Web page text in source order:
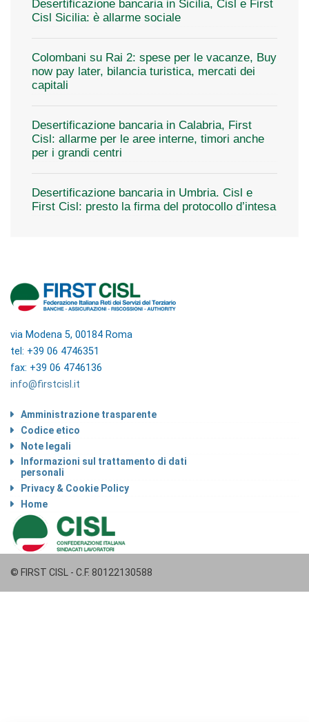
Desertificazione bancaria in Sicilia, Cisl e First
Cisl Sicilia: è allarme sociale
Colombani su Rai 2: spese per le vacanze, Buy
now pay later, bilancia turistica, mercati dei
capitali
Desertificazione bancaria in Calabria, First
Cisl: allarme per le aree interne, timori anche
per i grandi centri
Desertificazione bancaria in Umbria. Cisl e
First Cisl: presto la firma del protocollo d’intesa
via Modena 5, 00184 Roma
tel: +39 06 4746351
fax: +39 06 4746136
info@firstcisl.it
Amministrazione trasparente
Codice etico
Note legali
Informazioni sul trattamento di dati
personali
Privacy & Cookie Policy
Home
© FIRST CISL - C.F. 80122130588